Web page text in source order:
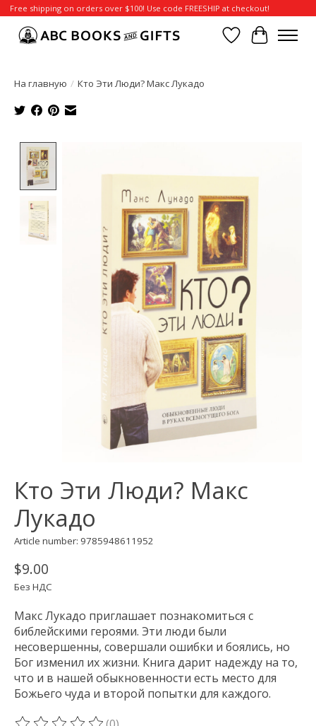
Free shipping on orders over $100! Use code FREESHIP at checkout!
Отложенные
Корзина
На главную / Кто Эти Люди? Макс Лукадо
Кто Эти Люди? Макс
Лукадо
Article number: 9785948611952
$9.00
Без НДС
Макс Лукадо приглашает познакомиться с
библейскими героями. Эти люди были
несовершенны, совершали ошибки и боялись, но
Бог изменил их жизни. Книга дарит надежду на то,
что и в нашей обыкновенности есть место для
Божьего чуда и второй попытки для каждого.